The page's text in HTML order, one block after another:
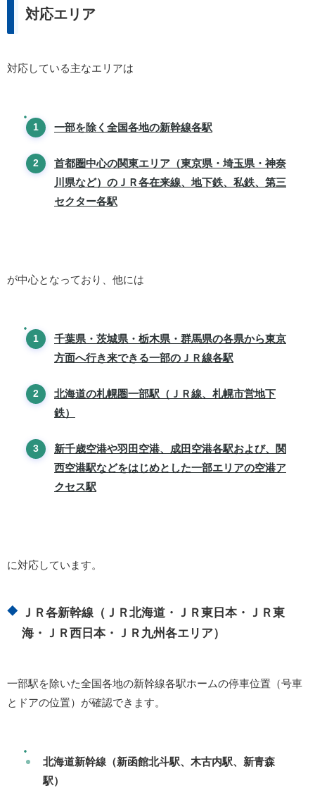
対応エリア
対応している主なエリアは
一部を除く全国各地の新幹線各駅
首都圏中心の関東エリア（東京県・埼玉県・神奈
川県など）のＪＲ各在来線、地下鉄、私鉄、第三
セクター各駅
が中心となっており、他には
千葉県・茨城県・栃木県・群馬県の各県から東京
方面へ行き来できる一部のＪＲ線各駅
北海道の札幌圏一部駅（ＪＲ線、札幌市営地下
鉄）
新千歳空港や羽田空港、成田空港各駅および、関
西空港駅などをはじめとした一部エリアの空港ア
クセス駅
に対応しています。
ＪＲ各新幹線（ＪＲ北海道・ＪＲ東日本・ＪＲ東
海・ＪＲ西日本・ＪＲ九州各エリア）
一部駅を除いた全国各地の新幹線各駅ホームの停車位置（号車
とドアの位置）が確認できます。
北海道新幹線（新函館北斗駅、木古内駅、新青森
駅）